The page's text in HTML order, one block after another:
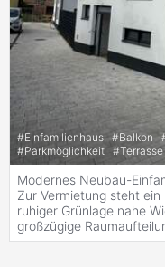
#Einfamilienhaus #Balkon
#Parkmöglichkeit #Terrasse
Modernes Neubau-
Zur Vermietung steht
ruhiger Grünlage nahe
großzügige